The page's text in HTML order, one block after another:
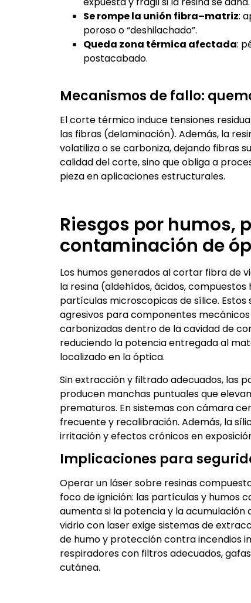
Se rompe la unión fibra–matriz:
poroso o “deshilachado”.
Queda zona térmica afectada:
postacabado.
Mecanismos de fallo:
El corte térmico induce tensiones
las fibras (delaminación). Además, la
volatiliza o se carboniza, dejando fibras
calidad del corte, sino que obliga a
pieza en aplicaciones estructurales.
Riesgos por humos,
contaminación de
Los humos generados al cortar fibra de
la resina (aldehídos, ácidos,
partículas microscopicas de sílice.
agresivos para componentes
carbonizadas dentro de la cavidad de
reduciendo la potencia entregada al
localizado en la óptica.
Sin extracción y filtrado adecuados, las
producen manchas puntuales que
prematuros. En sistemas con cámara
frecuente y recalibración. Además, la
irritación y efectos crónicos en
Implicaciones para
Operar un láser sobre resinas
foco de ignición: las partículas y humos
aumenta si la potencia y la
vidrio con laser exige sistemas de
de humo y protección contra incendios
respiradores con filtros adecuados,
cutánea.